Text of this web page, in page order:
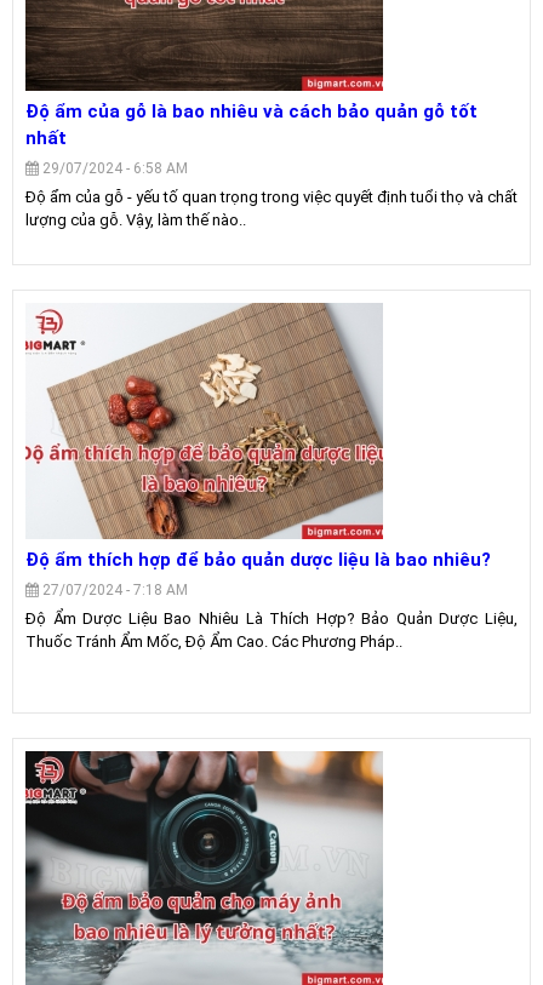
Độ ẩm của gỗ là bao nhiêu và cách bảo quản gỗ tốt
nhất
29/07/2024 - 6:58 AM
Độ ẩm của gỗ - yếu tố quan trọng trong việc quyết định tuổi thọ và chất
lượng của gỗ. Vậy, làm thế nào..
Độ ẩm thích hợp để bảo quản dược liệu là bao nhiêu?
27/07/2024 - 7:18 AM
Độ Ẩm Dược Liệu Bao Nhiêu Là Thích Hợp? Bảo Quản Dược Liệu,
Thuốc Tránh Ẩm Mốc, Độ Ẩm Cao. Các Phương Pháp..